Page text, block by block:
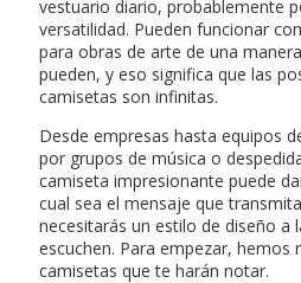
vestuario diario, probablemente
versatilidad. Pueden funcionar
para obras de arte de una
pueden, y eso significa que las
camisetas son infinitas.
Desde empresas hasta equipos
por grupos de música o
camiseta impresionante puede
cual sea el mensaje que
necesitarás un estilo de diseño a
escuchen. Para empezar, hemos
camisetas que te harán notar.